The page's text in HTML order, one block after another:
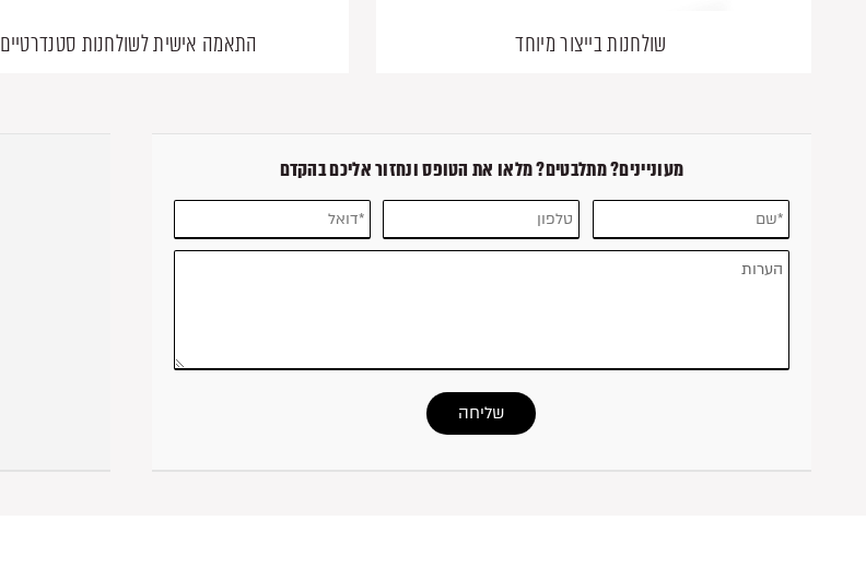
שולחנות בייצור מיוחד התאמה אישית לשולחנות סטנדרטיים
מעוניינים? מתלבטים? מלאו את הטופס ונחזור אליכם בהקדם